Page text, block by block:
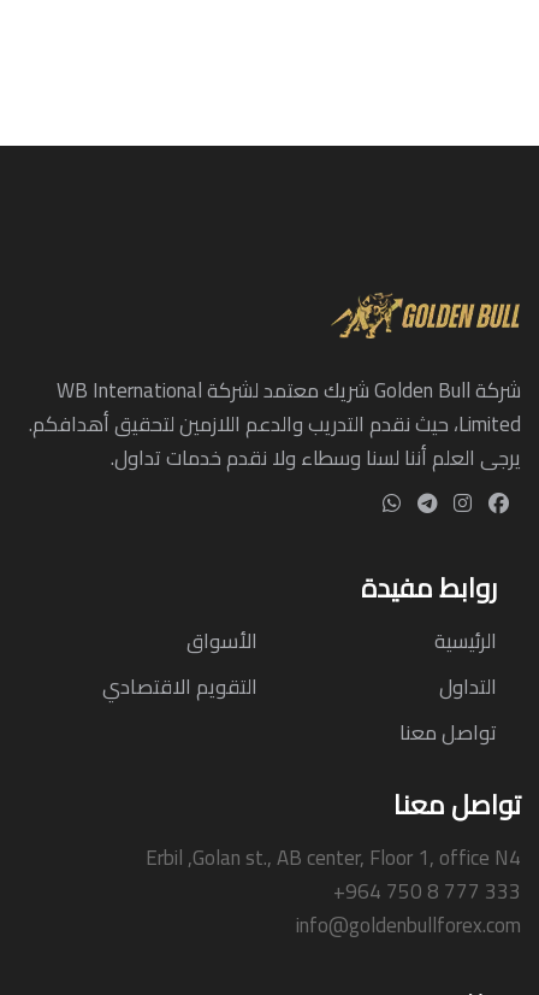
شركة Golden Bull شريك معتمد لشركة WB International
Limited، حيث نقدم التدريب والدعم اللازمين لتحقيق أهدافكم.
يرجى العلم أننا لسنا وسطاء ولا نقدم خدمات تداول.
روابط مفيدة
الرئيسية
الأسواق
التداول
التقويم الاقتصادي
تواصل معنا
تواصل معنا
Erbil ,Golan st., AB center, Floor 1, office N4
+964 750 8 777 333
info@goldenbullforex.com